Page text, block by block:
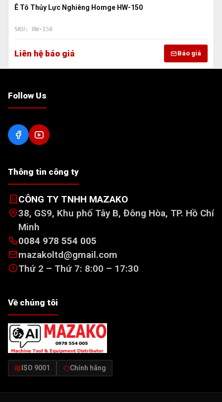
Ê Tô Thủy Lực Nghiêng Homge HW-150
SKU: HW-150
Liên hệ báo giá Báo giá
Follow Us
Thông tin công ty
CÔNG TY TNHH MAZAKO
38, GS9, Khu phố Tây B, Đông Hòa, TP. Hồ Chí
Minh
0084 978 554 005
mazakoltd@gmail.com
Thứ 2 – Thứ 7: 8:00 – 17:30
Về chúng tôi
ISO 9001 Chính hãng